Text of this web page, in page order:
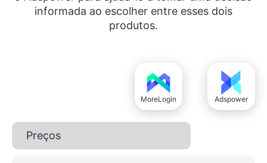
informada ao escolher entre esses dois
produtos.
MoreLogin Adspower
Preços